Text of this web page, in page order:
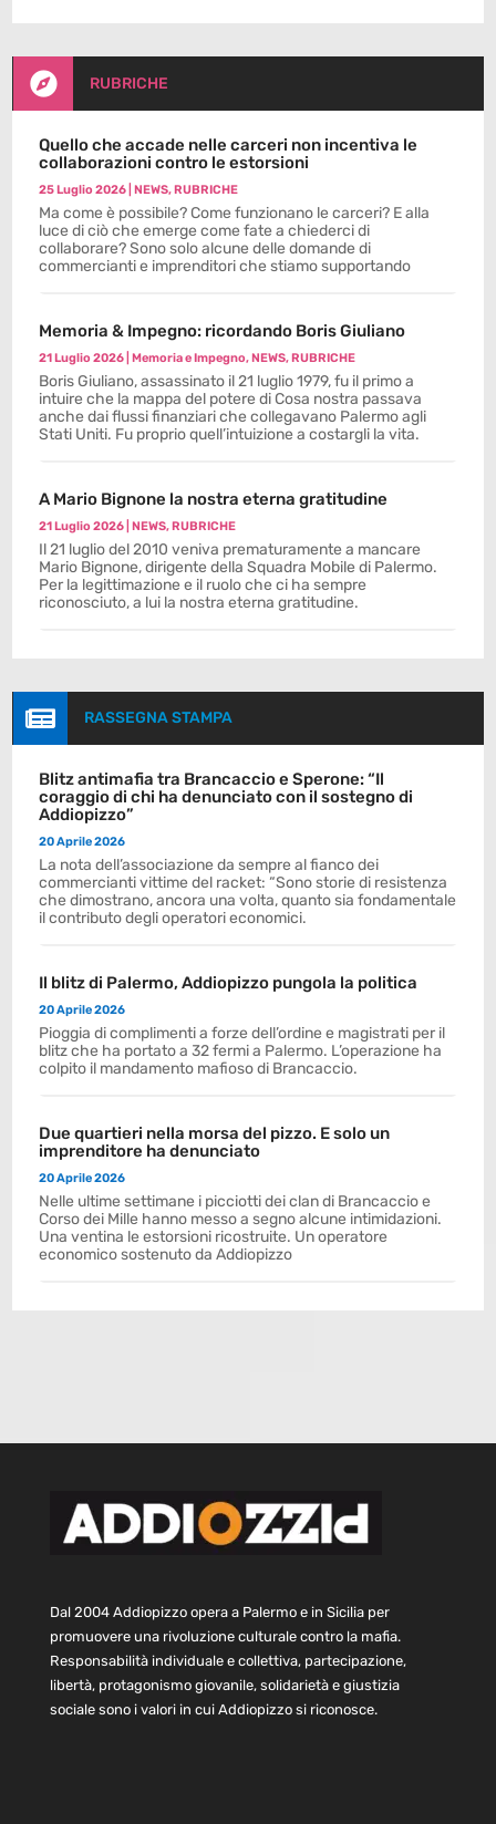
 RUBRICHE
Quello che accade nelle carceri non incentiva le
collaborazioni contro le estorsioni
25 Luglio 2026 |NEWS,RUBRICHE
Ma come è possibile? Come funzionano le carceri? E alla
luce di ciò che emerge come fate a chiederci di
collaborare? Sono solo alcune delle domande di
commercianti e imprenditori che stiamo supportando
Memoria & Impegno: ricordando Boris Giuliano
21 Luglio 2026 |Memoria e Impegno,NEWS,RUBRICHE
Boris Giuliano, assassinato il 21 luglio 1979, fu il primo a
intuire che la mappa del potere di Cosa nostra passava
anche dai flussi finanziari che collegavano Palermo agli
Stati Uniti. Fu proprio quell’intuizione a costargli la vita.
A Mario Bignone la nostra eterna gratitudine
21 Luglio 2026 |NEWS,RUBRICHE
Il 21 luglio del 2010 veniva prematuramente a mancare
Mario Bignone, dirigente della Squadra Mobile di Palermo.
Per la legittimazione e il ruolo che ci ha sempre
riconosciuto, a lui la nostra eterna gratitudine.
 RASSEGNA STAMPA
Blitz antimafia tra Brancaccio e Sperone: “Il
coraggio di chi ha denunciato con il sostegno di
Addiopizzo”
20 Aprile 2026
La nota dell’associazione da sempre al fianco dei
commercianti vittime del racket: “Sono storie di resistenza
che dimostrano, ancora una volta, quanto sia fondamentale
il contributo degli operatori economici.
Il blitz di Palermo, Addiopizzo pungola la politica
20 Aprile 2026
Pioggia di complimenti a forze dell’ordine e magistrati per il
blitz che ha portato a 32 fermi a Palermo. L’operazione ha
colpito il mandamento mafioso di Brancaccio.
Due quartieri nella morsa del pizzo. E solo un
imprenditore ha denunciato
20 Aprile 2026
Nelle ultime settimane i picciotti dei clan di Brancaccio e
Corso dei Mille hanno messo a segno alcune intimidazioni.
Una ventina le estorsioni ricostruite. Un operatore
economico sostenuto da Addiopizzo
Dal 2004 Addiopizzo opera a Palermo e in Sicilia per
promuovere una rivoluzione culturale contro la mafia.
Responsabilità individuale e collettiva, partecipazione,
libertà, protagonismo giovanile, solidarietà e giustizia
sociale sono i valori in cui Addiopizzo si riconosce.